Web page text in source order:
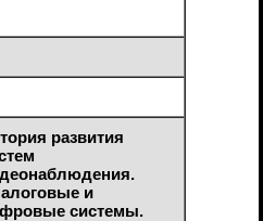
развития
и
системы.